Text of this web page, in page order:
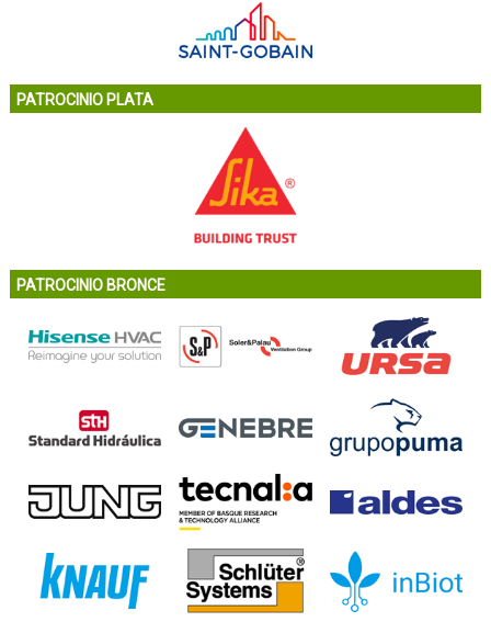
PATROCINIO PLATA
PATROCINIO BRONCE